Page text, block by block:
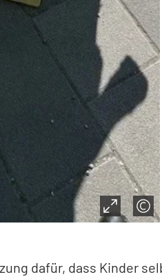
dafür, dass Kinder